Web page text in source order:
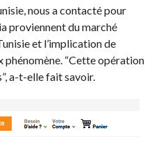
nous a contacté pour
proviennent du marché
et l’implication de
phénomène. “Cette opération
a-t-elle fait savoir.